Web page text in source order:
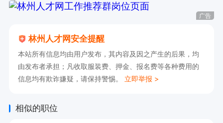
广告
林州人才网安全提醒
本站所有信息均由用户发布，其内容及因之产生的后果，均
由发布者承担；凡收取服装费、押金、报名费等各种费用的
信息均有欺诈嫌疑，请保持警惕。 立即举报 >
相似的职位